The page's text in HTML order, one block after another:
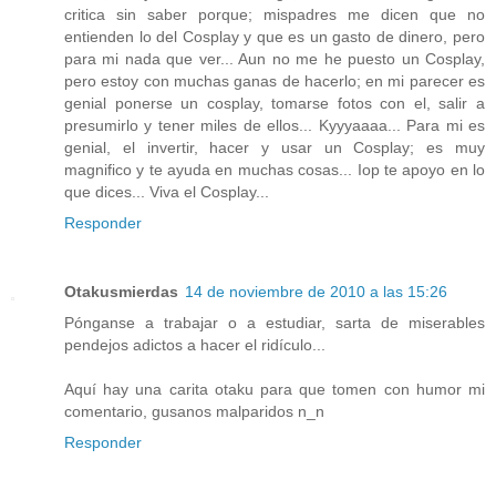
critica sin saber porque; mispadres me dicen que no
entienden lo del Cosplay y que es un gasto de dinero, pero
para mi nada que ver... Aun no me he puesto un Cosplay,
pero estoy con muchas ganas de hacerlo; en mi parecer es
genial ponerse un cosplay, tomarse fotos con el, salir a
presumirlo y tener miles de ellos... Kyyyaaaa... Para mi es
genial, el invertir, hacer y usar un Cosplay; es muy
magnifico y te ayuda en muchas cosas... Iop te apoyo en lo
que dices... Viva el Cosplay...
Responder
Otakusmierdas 14 de noviembre de 2010 a las 15:26
Pónganse a trabajar o a estudiar, sarta de miserables
pendejos adictos a hacer el ridículo...
Aquí hay una carita otaku para que tomen con humor mi
comentario, gusanos malparidos n_n
Responder